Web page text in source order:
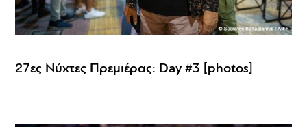
27ες Νύχτες Πρεμιέρας: Day #3 [photos]